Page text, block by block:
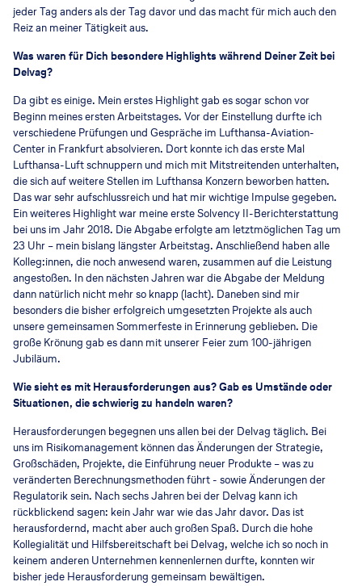
jeder Tag anders als der Tag davor und das macht für mich auch den
Reiz an meiner Tätigkeit aus.
Was waren für Dich besondere Highlights während Deiner Zeit bei
Delvag?
Da gibt es einige. Mein erstes Highlight gab es sogar schon vor
Beginn meines ersten Arbeitstages. Vor der Einstellung durfte ich
verschiedene Prüfungen und Gespräche im Lufthansa-Aviation-
Center in Frankfurt absolvieren. Dort konnte ich das erste Mal
Lufthansa-Luft schnuppern und mich mit Mitstreitenden unterhalten,
die sich auf weitere Stellen im Lufthansa Konzern beworben hatten.
Das war sehr aufschlussreich und hat mir wichtige Impulse gegeben.
Ein weiteres Highlight war meine erste Solvency II-Berichterstattung
bei uns im Jahr 2018. Die Abgabe erfolgte am letztmöglichen Tag um
23 Uhr – mein bislang längster Arbeitstag. Anschließend haben alle
Kolleg:innen, die noch anwesend waren, zusammen auf die Leistung
angestoßen. In den nächsten Jahren war die Abgabe der Meldung
dann natürlich nicht mehr so knapp (lacht). Daneben sind mir
besonders die bisher erfolgreich umgesetzten Projekte als auch
unsere gemeinsamen Sommerfeste in Erinnerung geblieben. Die
große Krönung gab es dann mit unserer Feier zum 100-jährigen
Jubiläum.
Wie sieht es mit Herausforderungen aus? Gab es Umstände oder
Situationen, die schwierig zu handeln waren?
Herausforderungen begegnen uns allen bei der Delvag täglich. Bei
uns im Risikomanagement können das Änderungen der Strategie,
Großschäden, Projekte, die Einführung neuer Produkte – was zu
veränderten Berechnungsmethoden führt - sowie Änderungen der
Regulatorik sein. Nach sechs Jahren bei der Delvag kann ich
rückblickend sagen: kein Jahr war wie das Jahr davor. Das ist
herausfordernd, macht aber auch großen Spaß. Durch die hohe
Kollegialität und Hilfsbereitschaft bei Delvag, welche ich so noch in
keinem anderen Unternehmen kennenlernen durfte, konnten wir
bisher jede Herausforderung gemeinsam bewältigen.